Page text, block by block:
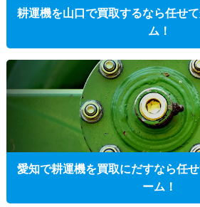
耕運機を山口で買取するなら任せ
ム！
愛知で耕運機を買取にだすなら任
ーム！